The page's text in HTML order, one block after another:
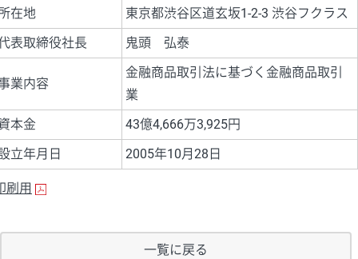
在地
東京都渋谷区道玄坂1-2-3 渋谷フクラス
表取締役社長
鬼頭 弘泰
業内容
金融商品取引法に基づく金融商品取引
業
本金
43億4,666万3,925円
立年月日
2005年10月28日
刷用
一覧に戻る